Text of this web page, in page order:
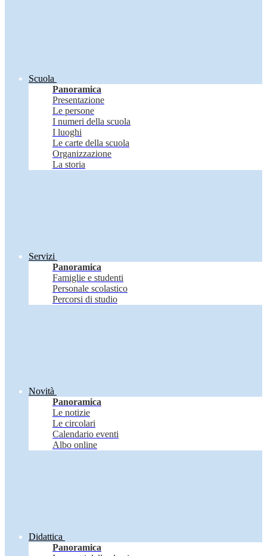
Scuola
Panoramica
Presentazione
Le persone
I numeri della scuola
I luoghi
Le carte della scuola
Organizzazione
La storia
Servizi
Panoramica
Famiglie e studenti
Personale scolastico
Percorsi di studio
Novità
Panoramica
Le notizie
Le circolari
Calendario eventi
Albo online
Didattica
Panoramica